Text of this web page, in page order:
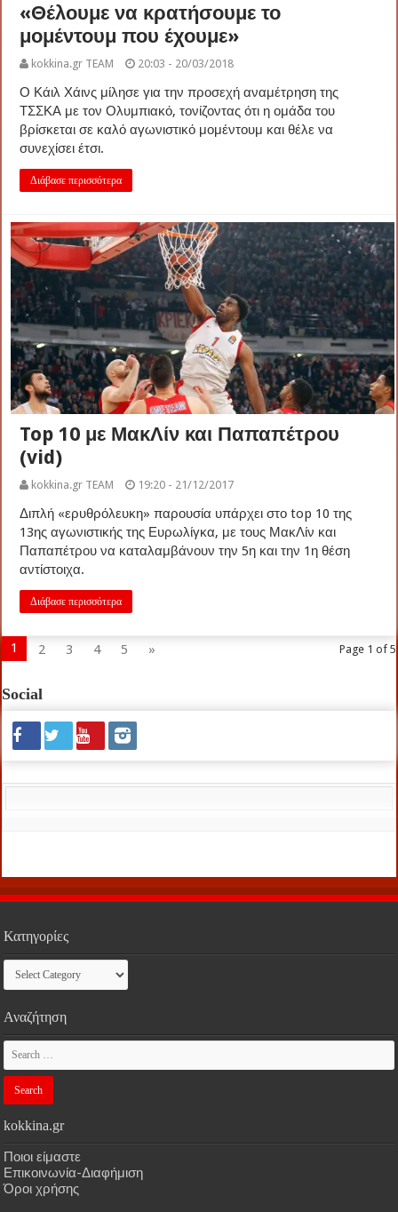
«Θέλουμε να κρατήσουμε το
μομέντουμ που έχουμε»
kokkina.gr TEAM 20:03 - 20/03/2018
Ο Κάιλ Χάινς μίλησε για την προσεχή αναμέτρηση της
ΤΣΣΚΑ με τον Ολυμπιακό, τονίζοντας ότι η ομάδα του
βρίσκεται σε καλό αγωνιστικό μομέντουμ και θέλε να
συνεχίσει έτσι.
Διάβασε περισσότερα
Top 10 με ΜακΛίν και Παπαπέτρου
(vid)
kokkina.gr TEAM 19:20 - 21/12/2017
Διπλή «ερυθρόλευκη» παρουσία υπάρχει στο top 10 της
13ης αγωνιστικής της Ευρωλίγκα, με τους ΜακΛίν και
Παπαπέτρου να καταλαμβάνουν την 5η και την 1η θέση
αντίστοιχα.
Διάβασε περισσότερα
Page 1 of 5
1 2 3 4 5 »
Social
Κατηγορίες
Κατηγορίες
Αναζήτηση
kokkina.gr
Ποιοι είμαστε
Επικοινωνία-Διαφήμιση
Όροι χρήσης